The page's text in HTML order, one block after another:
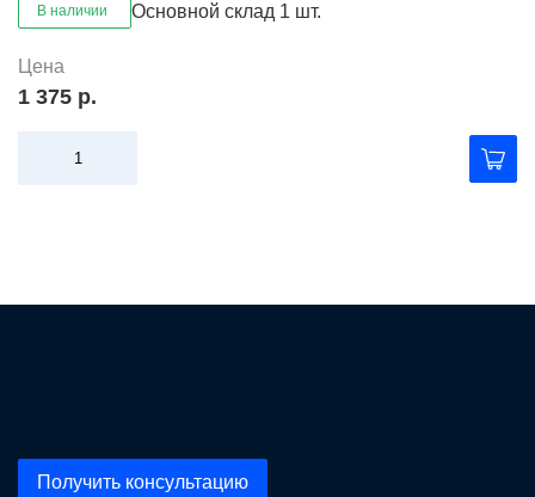
В наличии Основной склад 1 шт.
Цена
1 375 р.
Получить консультацию